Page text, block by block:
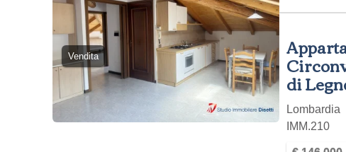
Vendita
di
Lombardia
IMM.210